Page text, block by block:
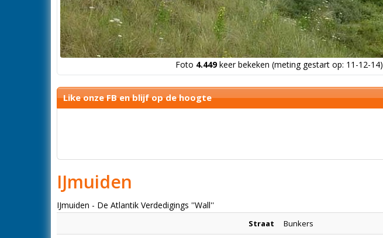
Foto 4.449keer bekeken (meting gestart op: 11-12-14)
Like onze FB en blijf op de hoogte
IJmuiden
IJmuiden - De Atlantik Verdedigings ''Wall''
Straat Bunkers